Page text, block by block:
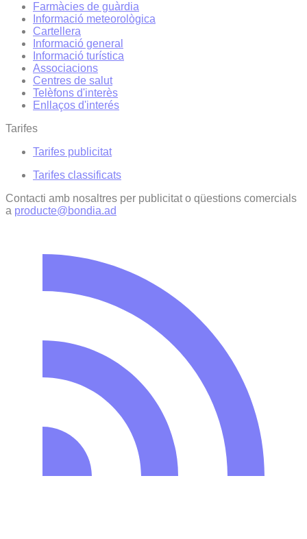
Farmàcies de guàrdia
Informació meteorològica
Cartellera
Informació general
Informació turística
Associacions
Centres de salut
Telèfons d'interès
Enllaços d'interés
Tarifes
Tarifes publicitat
Tarifes classificats
Contacti amb nosaltres per publicitat o qüestions comercials
a producte@bondia.ad